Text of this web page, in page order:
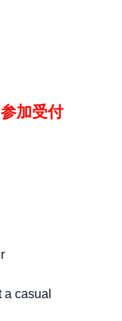
参加受付
casual